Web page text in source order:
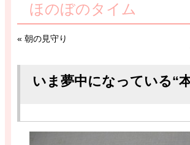
ほのぼのタイム
« 朝の見守り
いま夢中になっている“